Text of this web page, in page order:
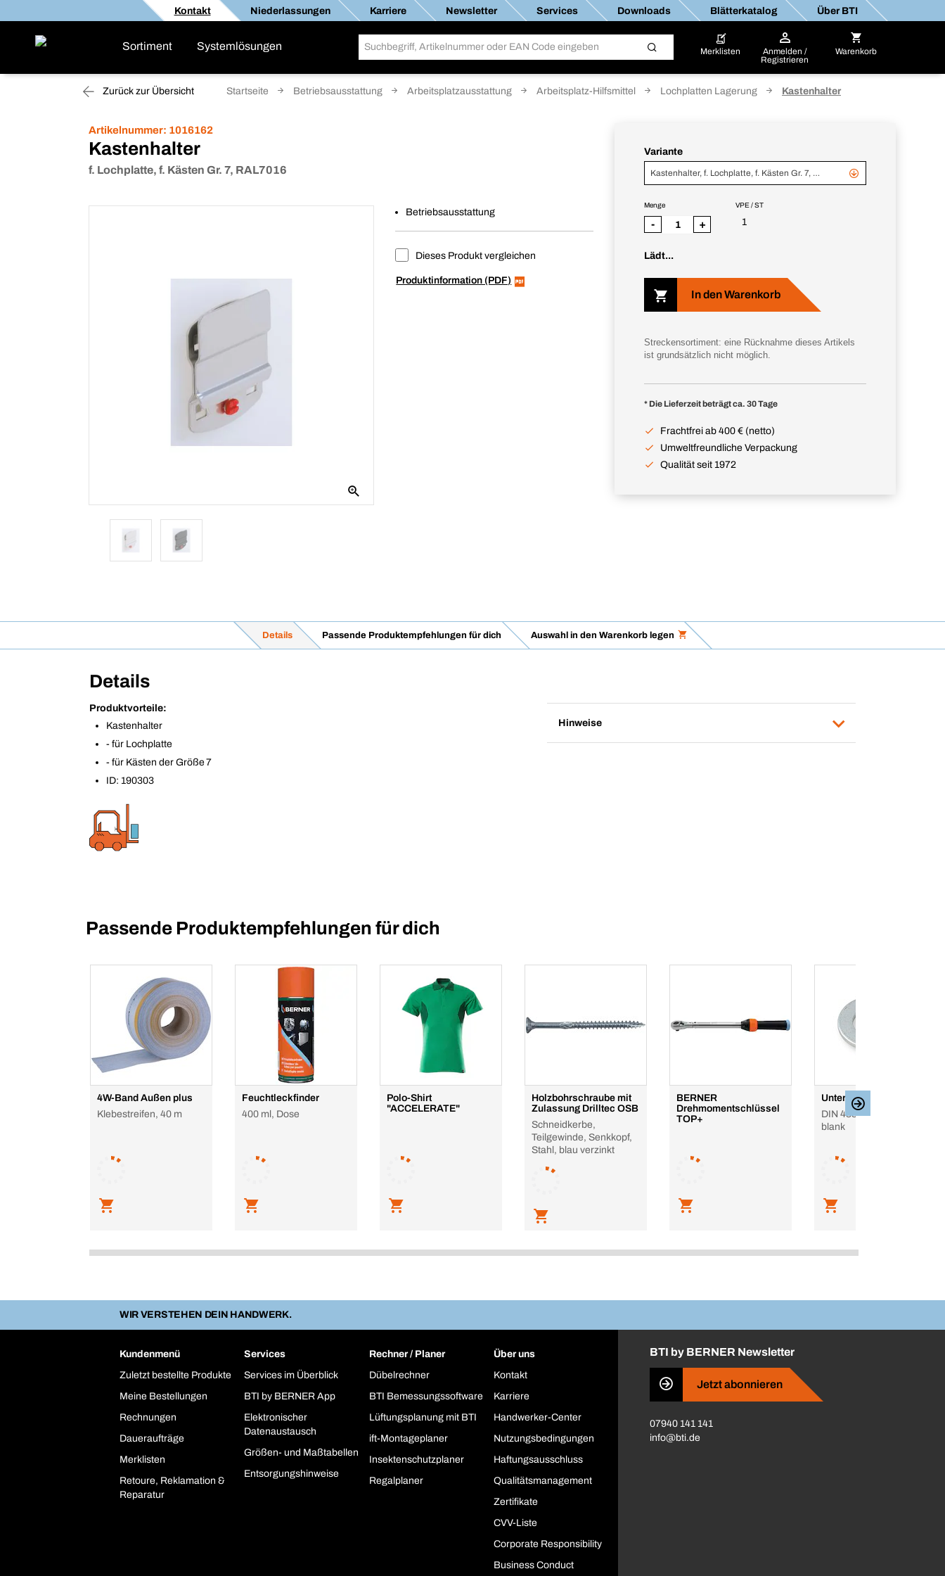
Kontakt Niederlassungen Karriere Newsletter Services Downloads Blätterkatalog Über BTI
Sortiment Systemlösungen Merklisten
Anmelden /
Registrieren
Warenkorb
Zurück zur Übersicht Startseite Betriebsausstattung Arbeitsplatzausstattung Arbeitsplatz-Hilfsmittel Lochplatten Lagerung Kastenhalter
Artikelnummer: 1016162
Kastenhalter
f. Lochplatte, f. Kästen Gr. 7, RAL7016
Betriebsausstattung
Dieses Produkt vergleichen
Produktinformation (PDF)
Variante
Kastenhalter, f. Lochplatte, f. Kästen Gr. 7, alufarben
VPE / ST
1
Menge
- +
Lädt...
In den Warenkorb
Streckensortiment: eine Rücknahme dieses Artikels
ist grundsätzlich nicht möglich.
* Die Lieferzeit beträgt ca. 30 Tage
Frachtfrei ab 400 € (netto)
Umweltfreundliche Verpackung
Qualität seit 1972
Details Passende Produktempfehlungen für dich Auswahl in den Warenkorb legen
Details
Produktvorteile:
Kastenhalter
- für Lochplatte
- für Kästen der Größe 7
ID: 190303
Hinweise
Passende Produktempfehlungen für dich
4W-Band Außen plus
Klebestreifen, 40 m
Feuchtleckfinder
400 ml, Dose
Polo-Shirt
"ACCELERATE"
Holzbohrschraube mit
Zulassung Drilltec OSB
Schneidkerbe,
Teilgewinde, Senkkopf,
Stahl, blau verzinkt
BERNER
Drehmomentschlüssel
TOP+
Unterlegscheibe
DIN 433-1, Edelstahl A2,
blank
WIR VERSTEHEN DEIN HANDWERK.
Kundenmenü
Zuletzt bestellte Produkte
Meine Bestellungen
Rechnungen
Daueraufträge
Merklisten
Retoure, Reklamation &
Reparatur
Services
Services im Überblick
BTI by BERNER App
Elektronischer
Datenaustausch
Größen- und Maßtabellen
Entsorgungshinweise
Rechner / Planer
Dübelrechner
BTI Bemessungssoftware
Lüftungsplanung mit BTI
ift-Montageplaner
Insektenschutzplaner
Regalplaner
Über uns
Kontakt
Karriere
Handwerker-Center
Nutzungsbedingungen
Haftungsausschluss
Qualitätsmanagement
Zertifikate
CVV-Liste
Corporate Responsibility
Business Conduct
BTI by BERNER Newsletter
Jetzt abonnieren
07940 141 141
info@bti.de